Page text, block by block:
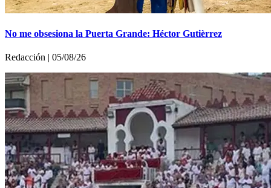
No me obsesiona la Puerta Grande: Héctor Gutièrrez
Redacción | 05/08/26